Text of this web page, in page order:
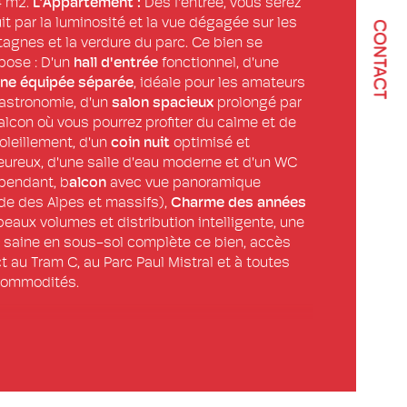
CONTACT
Valeurs
salle d'eau
m2. L’Appartement : Dès l'entrée, vous serez
par la luminosité et la vue dégagée sur les
et la verdure du parc. Ce bien se
: D'un hall d'entrée fonctionnel, d'une
équipée séparée, idéale pour les amateurs
d'un salon spacieux prolongé par
où vous pourrez profiter du calme et de
d'un coin nuit optimisé et
d'une salle d'eau moderne et d'un WC
balcon avec vue panoramique
des Alpes et massifs), Charme des années
volumes et distribution intelligente, une
saine en sous-sol complète ce bien, accès
au Tram C, au Parc Paul Mistral et à toutes